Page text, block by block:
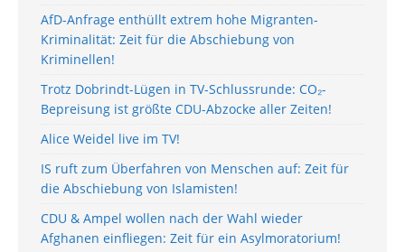
AfD-Anfrage enthüllt extrem hohe Migranten-
Kriminalität: Zeit für die Abschiebung von
Kriminellen!
Trotz Dobrindt-Lügen in TV-Schlussrunde: CO₂-
Bepreisung ist größte CDU-Abzocke aller Zeiten!
Alice Weidel live im TV!
IS ruft zum Überfahren von Menschen auf: Zeit für
die Abschiebung von Islamisten!
CDU & Ampel wollen nach der Wahl wieder
Afghanen einfliegen: Zeit für ein Asylmoratorium!